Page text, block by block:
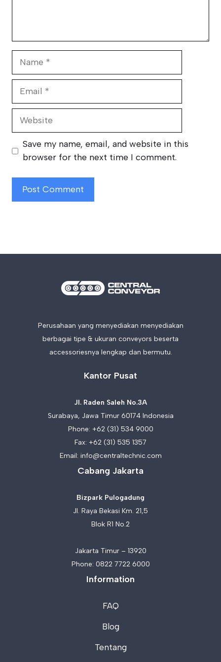
Website
Save my name, email, and website in this
browser for the next time I comment.
Perusahaan yang menyediakan menyediakan
berbagai tipe & ukuran conveyors beserta
accessoriesnya lengkap dan bermutu.
Kantor Pusat
Jl. Raden Saleh No.3A
Surabaya, Jawa Timur 60174 Indonesia
Phone: +62 (31) 534 9000
Fax: +62 (31) 535 1357
Email: info@centraltechnic.com
Cabang Jakarta
Bizpark Pulogadung
Jl. Raya Bekasi Km. 21,5
Blok R1 No.2
Jakarta Timur – 13920
Phone: 0822 7722 6000
Information
FAQ
Blog
Tentang